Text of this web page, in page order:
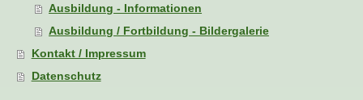
Ausbildung - Informationen
Ausbildung / Fortbildung - Bildergalerie
Kontakt / Impressum
Datenschutz